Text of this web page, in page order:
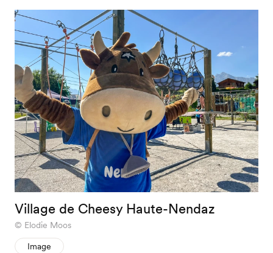
Village de Cheesy Haute-Nendaz
Elodie Moos
Image